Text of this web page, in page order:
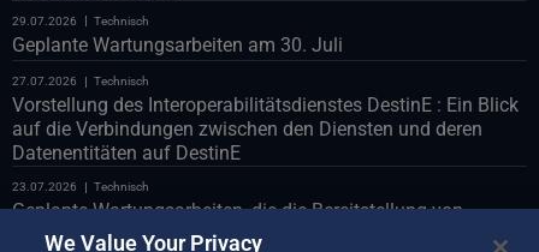
29.07.2026 Technisch
Geplante Wartungsarbeiten am 30. Juli
27.07.2026 Technisch
Vorstellung des Interoperabilitätsdienstes DestinE : Ein Blick
auf die Verbindungen zwischen den Diensten und deren
Datenentitäten auf DestinE
23.07.2026 Technisch
Geplante Wartungsarbeiten, die die Bereitstellung von
Polytope über die LUMI-Databridge betreffen
We Value Your Privacy